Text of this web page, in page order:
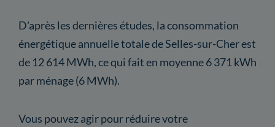
D'après les dernières études, la consommation
énergétique annuelle totale de Selles-sur-Cher est
de 12 614 MWh, ce qui fait en moyenne 6 371 kWh
par ménage (6 MWh).
Vous pouvez agir pour réduire votre